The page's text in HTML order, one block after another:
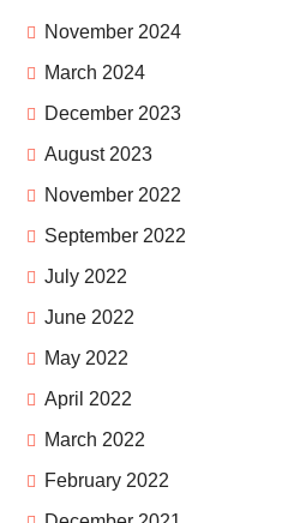
November 2024
March 2024
December 2023
August 2023
November 2022
September 2022
July 2022
June 2022
May 2022
April 2022
March 2022
February 2022